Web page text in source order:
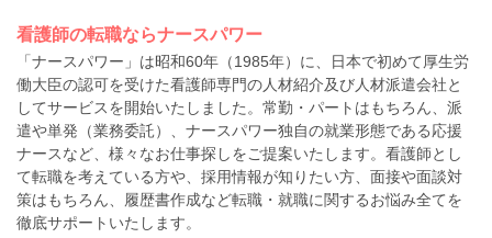
看護師の転職ならナースパワー
「ナースパワー」は昭和60年（1985年）に、日本で初めて厚生労
働大臣の認可を受けた看護師専門の人材紹介及び人材派遣会社と
してサービスを開始いたしました。常勤・パートはもちろん、派
遣や単発（業務委託）、ナースパワー独自の就業形態である応援
ナースなど、様々なお仕事探しをご提案いたします。看護師とし
て転職を考えている方や、採用情報が知りたい方、面接や面談対
策はもちろん、履歴書作成など転職・就職に関するお悩み全てを
徹底サポートいたします。